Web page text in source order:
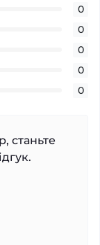
0
0
0
0
0
станьте